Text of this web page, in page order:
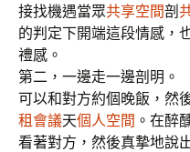
接找機遇當眾共享空間剖
的判定下開端這段情感，
禮感。
第二，一邊走一邊剖明。
可以和對方約個晚飯，然
租會議天個人空間 。在醉
看著對方，然後真摯地說